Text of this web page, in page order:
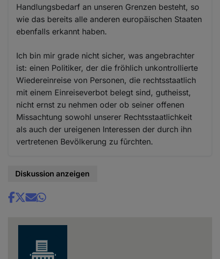
Handlungsbedarf an unseren Grenzen besteht, so
wie das bereits alle anderen europäischen Staaten
ebenfalls erkannt haben.
Ich bin mir grade nicht sicher, was angebrachter
ist: einen Politiker, der die fröhlich unkontrollierte
Wiedereinreise von Personen, die rechtsstaatlich
mit einem Einreiseverbot belegt sind, gutheisst,
nicht ernst zu nehmen oder ob seiner offenen
Missachtung sowohl unserer Rechtsstaatlichkeit
als auch der ureigenen Interessen der durch ihn
vertretenen Bevölkerung zu fūrchten.
Diskussion anzeigen
Share